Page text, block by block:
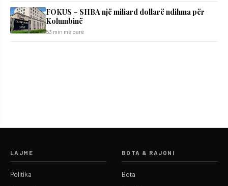
FOKUS – SHBA një miliard dollarë ndihma për
Kolumbinë
53 min më parë
LAJME
Politika
BOTA & RAJONI
Bota